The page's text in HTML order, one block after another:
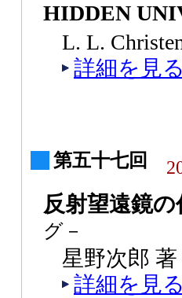
HIDDEN
L. L.
詳細を見る
第五十七回
反射望遠鏡
グ－
星野次郎 著
詳細を見る